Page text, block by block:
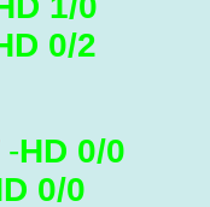
0/2
-HD 0/0
0/0